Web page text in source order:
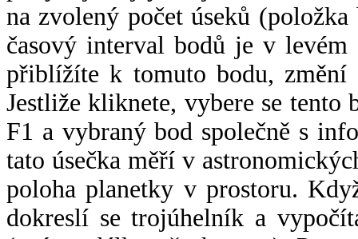
na zvolený počet úseků
časový interval bodů je v
přiblížíte k tomuto bodu,
Jestliže kliknete, vybere se tento
F1 a vybraný bod společně s
tato úsečka měří v
poloha planetky v prostoru.
dokreslí se trojúhelník a